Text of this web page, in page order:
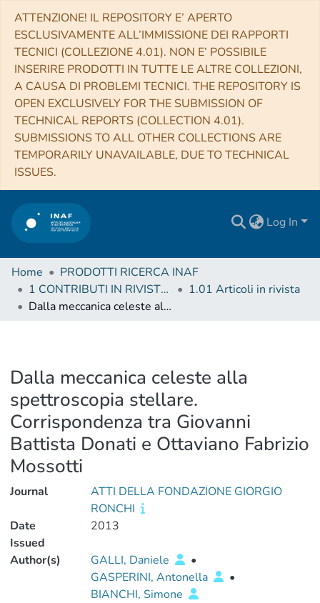
ATTENZIONE! IL REPOSITORY E’ APERTO
ESCLUSIVAMENTE ALL’IMMISSIONE DEI RAPPORTI
TECNICI (COLLEZIONE 4.01). NON E’ POSSIBILE
INSERIRE PRODOTTI IN TUTTE LE ALTRE COLLEZIONI,
A CAUSA DI PROBLEMI TECNICI. THE REPOSITORY IS
OPEN EXCLUSIVELY FOR THE SUBMISSION OF
TECHNICAL REPORTS (COLLECTION 4.01).
SUBMISSIONS TO ALL OTHER COLLECTIONS ARE
TEMPORARILY UNAVAILABLE, DUE TO TECHNICAL
ISSUES.
Log In
Home
PRODOTTI RICERCA INAF
1 CONTRIBUTI IN RIVISTE (Journal articles)
1.01 Articoli in rivista
Dalla meccanica celeste alla spettroscopia stellare. Corrispondenza tra Giovanni Battista Donati e Ottaviano Fabrizio Mossotti
Dalla meccanica celeste alla
spettroscopia stellare.
Corrispondenza tra Giovanni
Battista Donati e Ottaviano Fabrizio
Mossotti
Journal
ATTI DELLA FONDAZIONE GIORGIO
RONCHI
Date
Issued
2013
Author(s) GALLI, Daniele
•
GASPERINI, Antonella
•
BIANCHI, Simone